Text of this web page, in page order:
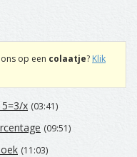
op een colaatje? Klik
x (03:41)
(09:51)
(11:03)